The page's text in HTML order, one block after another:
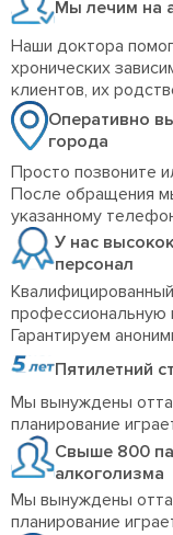
Мы лечим на
Наши доктора
хронических
клиентов, их
Оперативно
города
Просто позвоните
После обращения
указанному
У нас
персонал
профессиональную
Гарантируем
Пятилетний
Мы вынуждены
планирование
Свыше 800
алкоголизма
Мы вынуждены
планирование